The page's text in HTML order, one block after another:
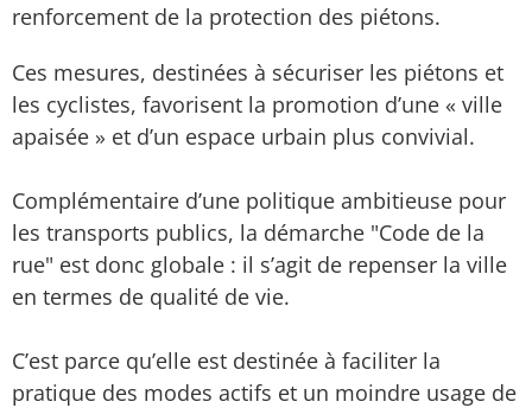
renforcement de la protection des piétons.
Ces mesures, destinées à sécuriser les piétons et
les cyclistes, favorisent la promotion d’une « ville
apaisée » et d’un espace urbain plus convivial.
Complémentaire d’une politique ambitieuse pour
les transports publics, la démarche "Code de la
rue" est donc globale : il s’agit de repenser la ville
en termes de qualité de vie.
C’est parce qu’elle est destinée à faciliter la
pratique des modes actifs et un moindre usage de